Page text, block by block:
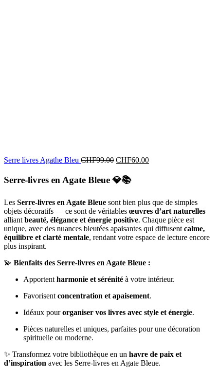
Serre livres Agathe Bleu CHF99.00 CHF60.00
Serre-livres en Agate Bleue 💎📚
Les Serre-livres en Agate Bleue sont bien plus que de simples
objets décoratifs — ce sont de véritables œuvres d’art naturelles
alliant beauté, élégance et énergie positive. Chaque pièce est
unique, avec des nuances bleutées apaisantes qui diffusent calme,
équilibre et clarté mentale, rendant votre espace de lecture encore
plus inspirant.
💫 Bienfaits des Serre-livres en Agate Bleue :
Apportent harmonie et sérénité à votre intérieur.
Favorisent concentration et apaisement.
Idéaux pourorganiser vos livres avec style et énergie.
Pièces naturelles et uniques, parfaites pour une décoration
spirituelle ou moderne.
✨ Transformez votre bibliothèque en un havre de paix et
d’inspiration avec les Serre-livres en Agate Bleue.